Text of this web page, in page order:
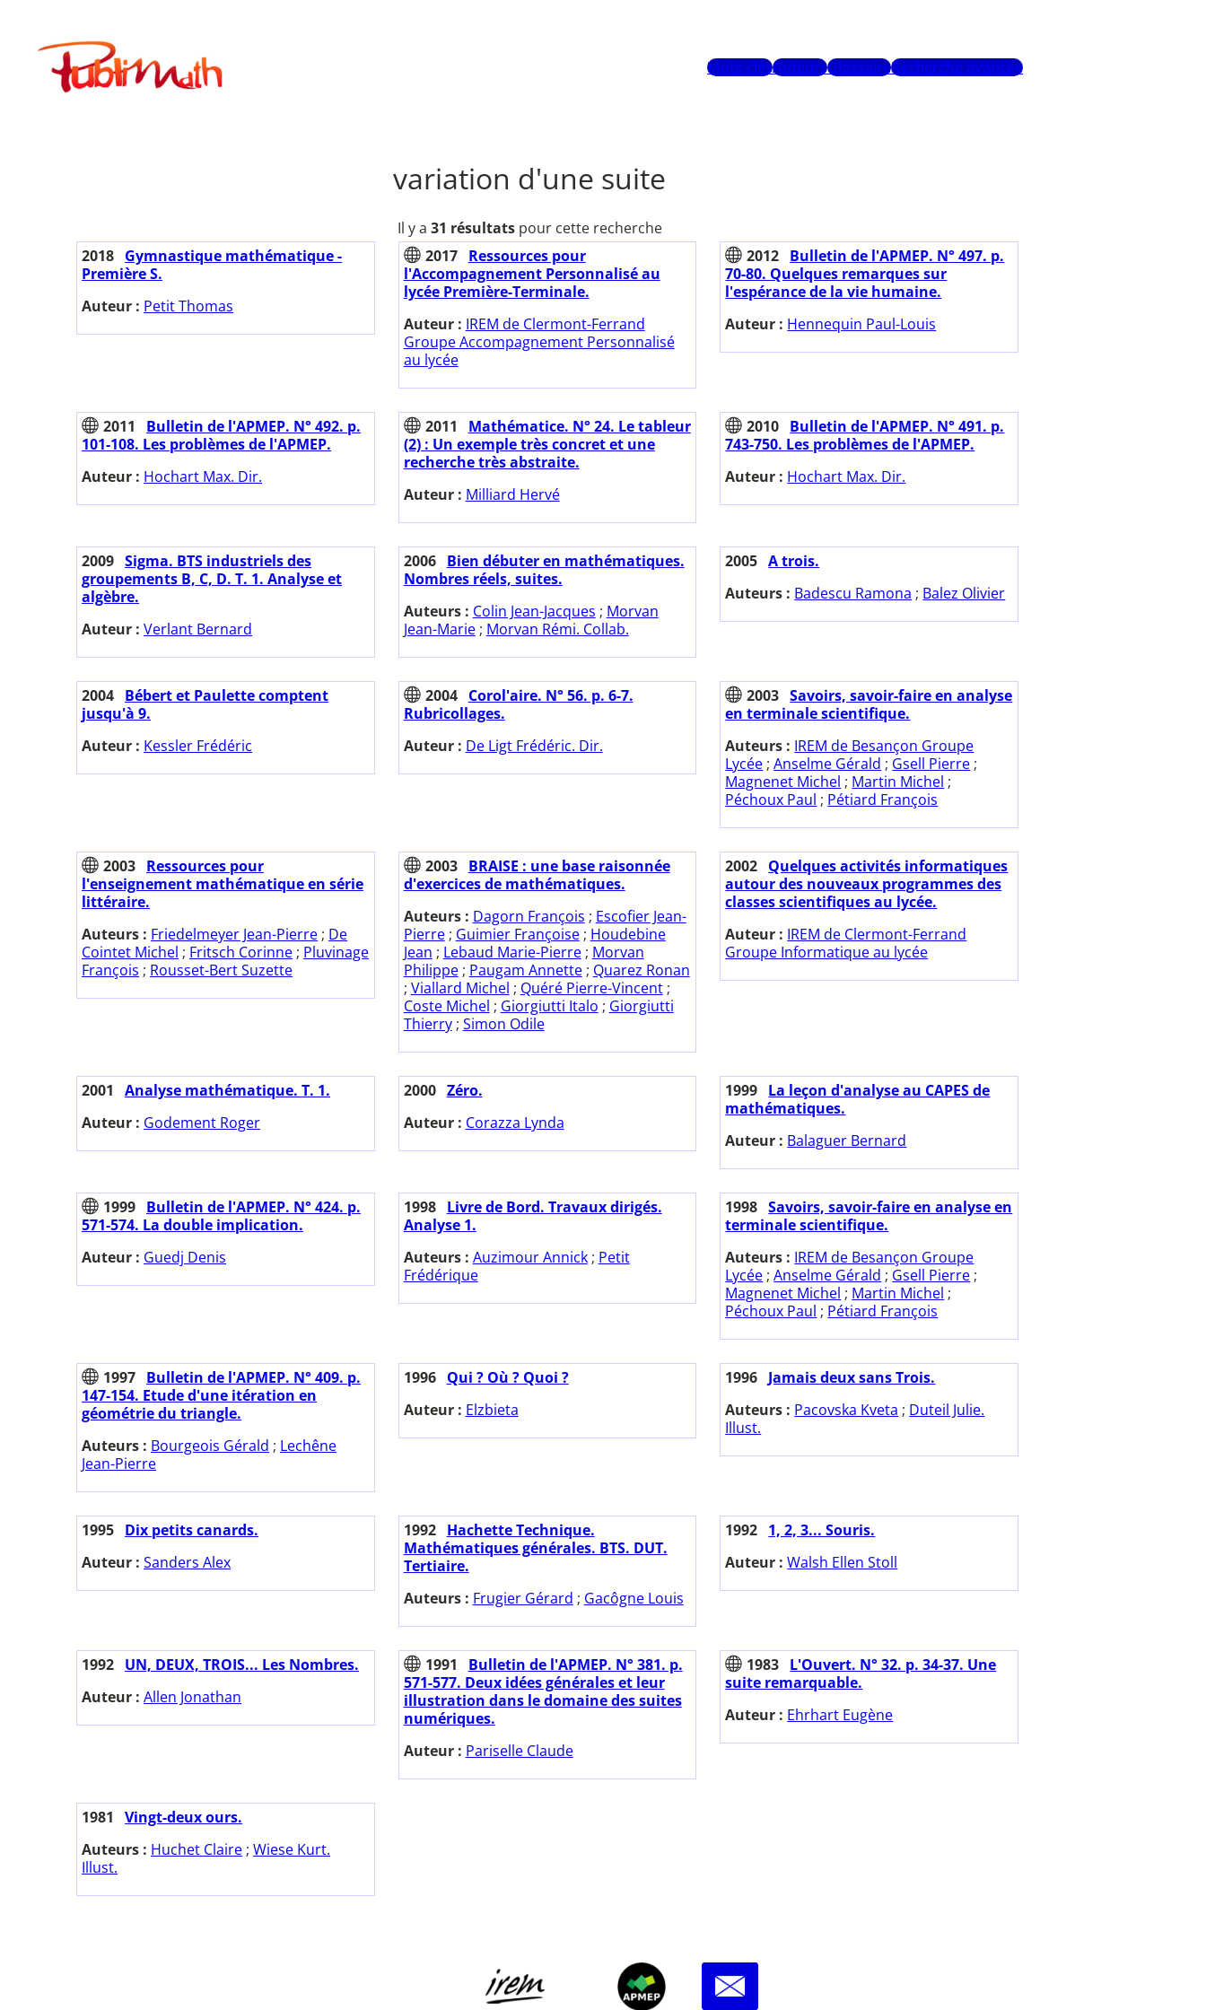
contenuPublimath
Mots-clésAuteursGlossaireRecherche avancée
variation d'une suite
Il y a 31 résultatspour cette recherche
2018 Gymnastique mathématique -
Première S.
Auteur : Petit Thomas
2017
Ressources pour
l'Accompagnement Personnalisé au
lycée Première-Terminale.
Auteur : IREM de Clermont-Ferrand
Groupe Accompagnement Personnalisé
au lycée
2012 Bulletin de l'APMEP. N° 497. p.
70-80. Quelques remarques sur
l'espérance de la vie humaine.
Auteur : Hennequin Paul-Louis
2011
Bulletin de l'APMEP. N° 492. p.
101-108. Les problèmes de l'APMEP.
Auteur : Hochart Max. Dir.
2011
Mathématice. N° 24. Le tableur
(2) : Un exemple très concret et une
recherche très abstraite.
Auteur : Milliard Hervé
2010 Bulletin de l'APMEP. N° 491. p.
743-750. Les problèmes de l'APMEP.
Auteur : Hochart Max. Dir.
2009 Sigma. BTS industriels des
groupements B, C, D. T. 1. Analyse et
algèbre.
Auteur : Verlant Bernard
2006
Bien débuter en mathématiques.
Nombres réels, suites.
Auteurs : Colin Jean-Jacques ; Morvan
Jean-Marie; Morvan Rémi. Collab.
2005 A trois.
Auteurs : Badescu Ramona ; Balez Olivier
2004 Bébert et Paulette comptent
jusqu'à 9.
Auteur : Kessler Frédéric
2004
Corol'aire. N° 56. p. 6-7.
Rubricollages.
Auteur : De Ligt Frédéric. Dir.
2003 Savoirs, savoir-faire en analyse
en terminale scientifique.
Auteurs : IREM de Besançon Groupe
Lycée ;Anselme Gérald ; Gsell Pierre ;
Magnenet Michel ; Martin Michel ;
Péchoux Paul ; Pétiard François
2003 Ressources pour
l'enseignement mathématique en série
littéraire.
Auteurs : Friedelmeyer Jean-Pierre ; De
Cointet Michel ; Fritsch Corinne ; Pluvinage
François ; Rousset-Bert Suzette
2003
BRAISE : une base raisonnée
d'exercices de mathématiques.
Auteurs : Dagorn François ; Escofier Jean-
Pierre; Guimier Françoise; Houdebine
Jean ; Lebaud Marie-Pierre; Morvan
Philippe; Paugam Annette; Quarez Ronan
; Viallard Michel ; Quéré Pierre-Vincent;
Coste Michel ; Giorgiutti Italo ; Giorgiutti
Thierry; Simon Odile
2002 Quelques activités informatiques
autour des nouveaux programmes des
classes scientifiques au lycée.
Auteur : IREM de Clermont-Ferrand
Groupe Informatique au lycée
2001
Analyse mathématique. T. 1.
Auteur : Godement Roger
2000 Zéro.
Auteur : Corazza Lynda
1999 La leçon d'analyse au CAPES de
mathématiques.
Auteur : Balaguer Bernard
1999 Bulletin de l'APMEP. N° 424. p.
571-574. La double implication.
Auteur : Guedj Denis
1998
Livre de Bord. Travaux dirigés.
Analyse 1.
Auteurs : Auzimour Annick; Petit
Frédérique
1998 Savoirs, savoir-faire en analyse en
terminale scientifique.
Auteurs : IREM de Besançon Groupe
Lycée ;Anselme Gérald ; Gsell Pierre ;
Magnenet Michel ; Martin Michel ;
Péchoux Paul ; Pétiard François
1997 Bulletin de l'APMEP. N° 409. p.
147-154. Etude d'une itération en
géométrie du triangle.
Auteurs : Bourgeois Gérald ; Lechêne
Jean-Pierre
1996
Qui ? Où ? Quoi ?
Auteur : Elzbieta
1996 Jamais deux sans Trois.
Auteurs : Pacovska Kveta ; Duteil Julie.
Illust.
1995 Dix petits canards.
Auteur : Sanders Alex
1992
Hachette Technique.
Mathématiques générales. BTS. DUT.
Tertiaire.
Auteurs : Frugier Gérard ; Gacôgne Louis
1992 1, 2, 3... Souris.
Auteur :Walsh Ellen Stoll
1992 UN, DEUX, TROIS... Les Nombres.
Auteur : Allen Jonathan
1991
Bulletin de l'APMEP. N° 381. p.
571-577. Deux idées générales et leur
illustration dans le domaine des suites
numériques.
Auteur : Pariselle Claude
1983 L'Ouvert. N° 32. p. 34-37. Une
suite remarquable.
Auteur : Ehrhart Eugène
1981
Vingt-deux ours.
Auteurs : Huchet Claire ; Wiese Kurt.
Illust.